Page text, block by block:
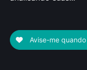
Avise-me